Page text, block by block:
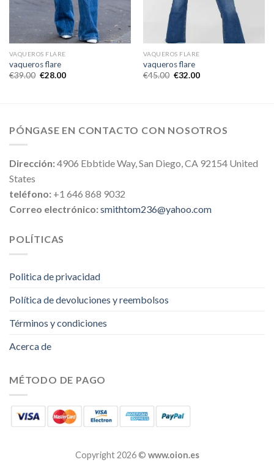
VAQUEROS FLARE
vaqueros flare
€39.00 €28.00
VAQUEROS FLARE
vaqueros flare
€45.00 €32.00
PÓNGASE EN CONTACTO CON NOSOTROS
Dirección:4906 Ebbtide Way, San Diego, CA 92154 United
States
teléfono: +1 646 868 9032
Correo electrónico:smithtom236@yahoo.com
POLÍTICAS
Politica de privacidad
Política de devoluciones y reembolsos
Términos y condiciones
Acerca de
MÉTODO DE PAGO
Copyright 2026 © www.oion.es